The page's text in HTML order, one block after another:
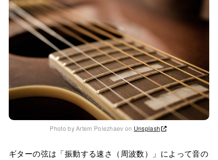
Photo by Artem Polezhaev on Unsplash
ギターの弦は「振動する速さ（周波数）」によって音の